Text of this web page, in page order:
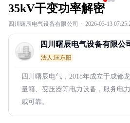
35kV干变功率解密
四川曙辰电气设备有限公司 · 2026-03-13
四川曙辰电气设备有限公
法人:匡东阳
四川曙辰电气，2018年成立于成都
量箱、变压器等电力设备，服务电
威可靠。